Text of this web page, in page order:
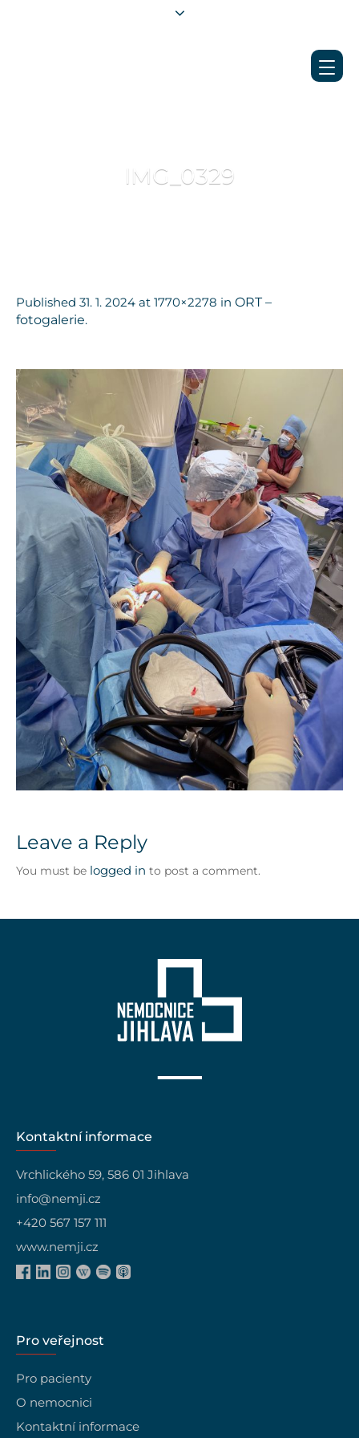
IMG_0329
Published 31. 1. 2024 at 1770×2278 in ORT –
fotogalerie.
Leave a Reply
You must be logged in to post a comment.
Kontaktní informace
Vrchlického 59, 586 01 Jihlava
info@nemji.cz
+420 567 157 111
www.nemji.cz
Pro veřejnost
Pro pacienty
O nemocnici
Kontaktní informace